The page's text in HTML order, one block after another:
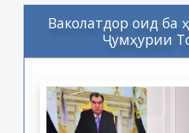
Ваколатдор оид ба
Ҷумҳурии